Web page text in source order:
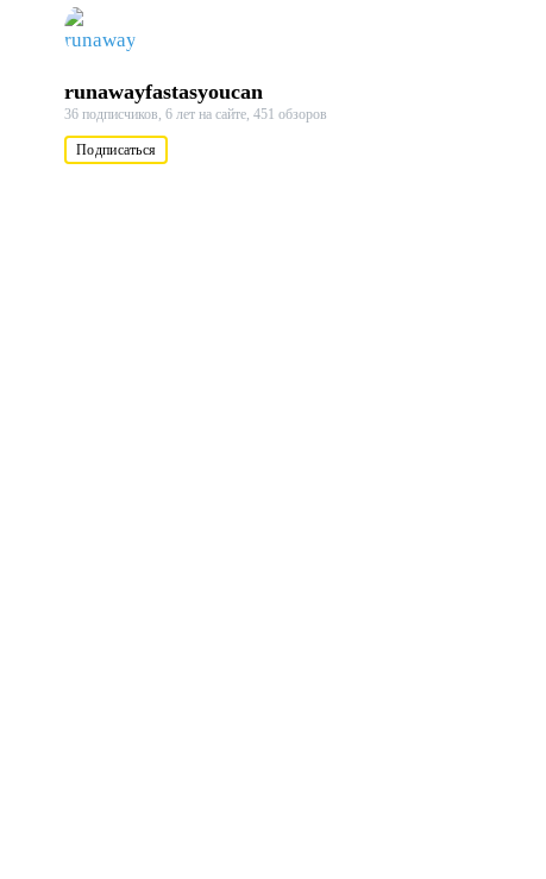
runawayfastasyoucan
36 подписчиков, 6 лет на сайте, 451 обзоров
Подписаться